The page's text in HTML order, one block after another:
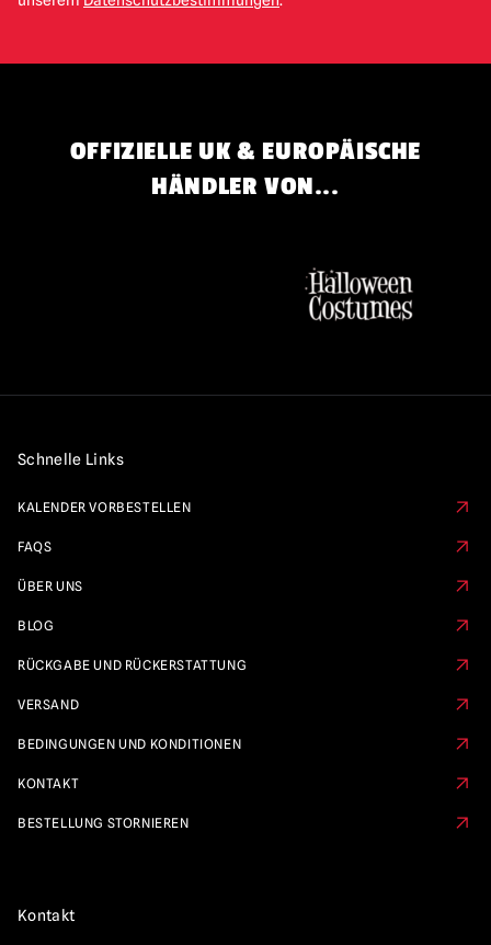
OFFIZIELLE UK & EUROPÄISCHE
HÄNDLER VON...
Schnelle Links
KALENDER VORBESTELLEN
FAQS
ÜBER UNS
BLOG
RÜCKGABE UND RÜCKERSTATTUNG
VERSAND
BEDINGUNGEN UND KONDITIONEN
KONTAKT
BESTELLUNG STORNIEREN
Kontakt